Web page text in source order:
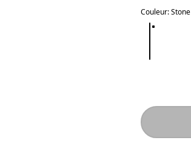
Couleur:Stone